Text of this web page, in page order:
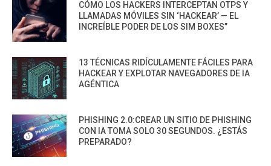
CÓMO LOS HACKERS INTERCEPTAN OTPS Y
LLAMADAS MÓVILES SIN ‘HACKEAR’ — EL
INCREÍBLE PODER DE LOS SIM BOXES”
13 TÉCNICAS RIDÍCULAMENTE FÁCILES PARA
HACKEAR Y EXPLOTAR NAVEGADORES DE IA
AGÉNTICA
PHISHING 2.0:CREAR UN SITIO DE PHISHING
CON IA TOMA SOLO 30 SEGUNDOS. ¿ESTÁS
PREPARADO?